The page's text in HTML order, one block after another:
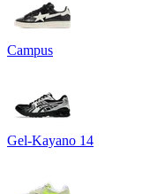
Campus
Gel-Kayano 14